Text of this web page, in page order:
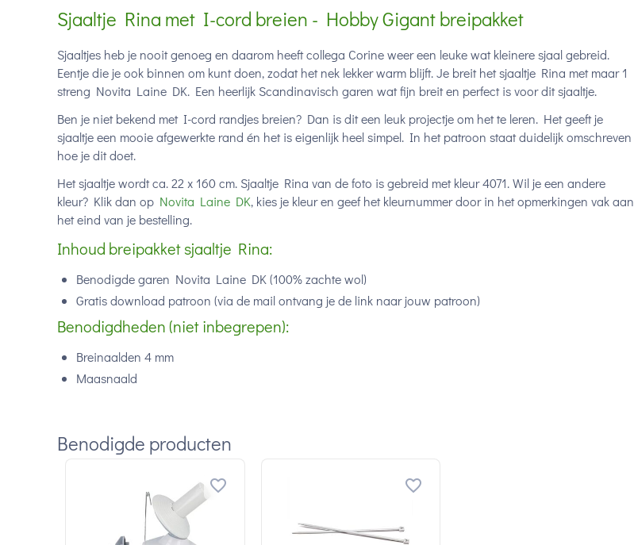
Sjaaltje Rina met I-cord breien - Hobby Gigant breipakket
Sjaaltjes heb je nooit genoeg en daarom heeft collega Corine weer een leuke wat kleinere sjaal gebreid.
Eentje die je ook binnen om kunt doen, zodat het nek lekker warm blijft. Je breit het sjaaltje Rina met maar 1
streng Novita Laine DK. Een heerlijk Scandinavisch garen wat fijn breit en perfect is voor dit sjaaltje.
Ben je niet bekend met I-cord randjes breien? Dan is dit een leuk projectje om het te leren. Het geeft je
sjaaltje een mooie afgewerkte rand én het is eigenlijk heel simpel. In het patroon staat duidelijk omschreven
hoe je dit doet.
Het sjaaltje wordt ca. 22 x 160 cm. Sjaaltje Rina van de foto is gebreid met kleur 4071. Wil je een andere
kleur? Klik dan op Novita Laine DK, kies je kleur en geef het kleurnummer door in het opmerkingen vak aan
het eind van je bestelling.
Inhoud breipakket sjaaltje Rina:
Benodigde garen Novita Laine DK (100% zachte wol)
Gratis download patroon (via de mail ontvang je de link naar jouw patroon)
Benodigdheden (niet inbegrepen):
Breinaalden 4 mm
Maasnaald
Benodigde producten